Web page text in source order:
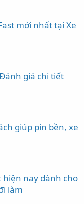
mới nhất tại Xe
giá chi tiết
giúp pin bền, xe
hiện nay dành cho
làm